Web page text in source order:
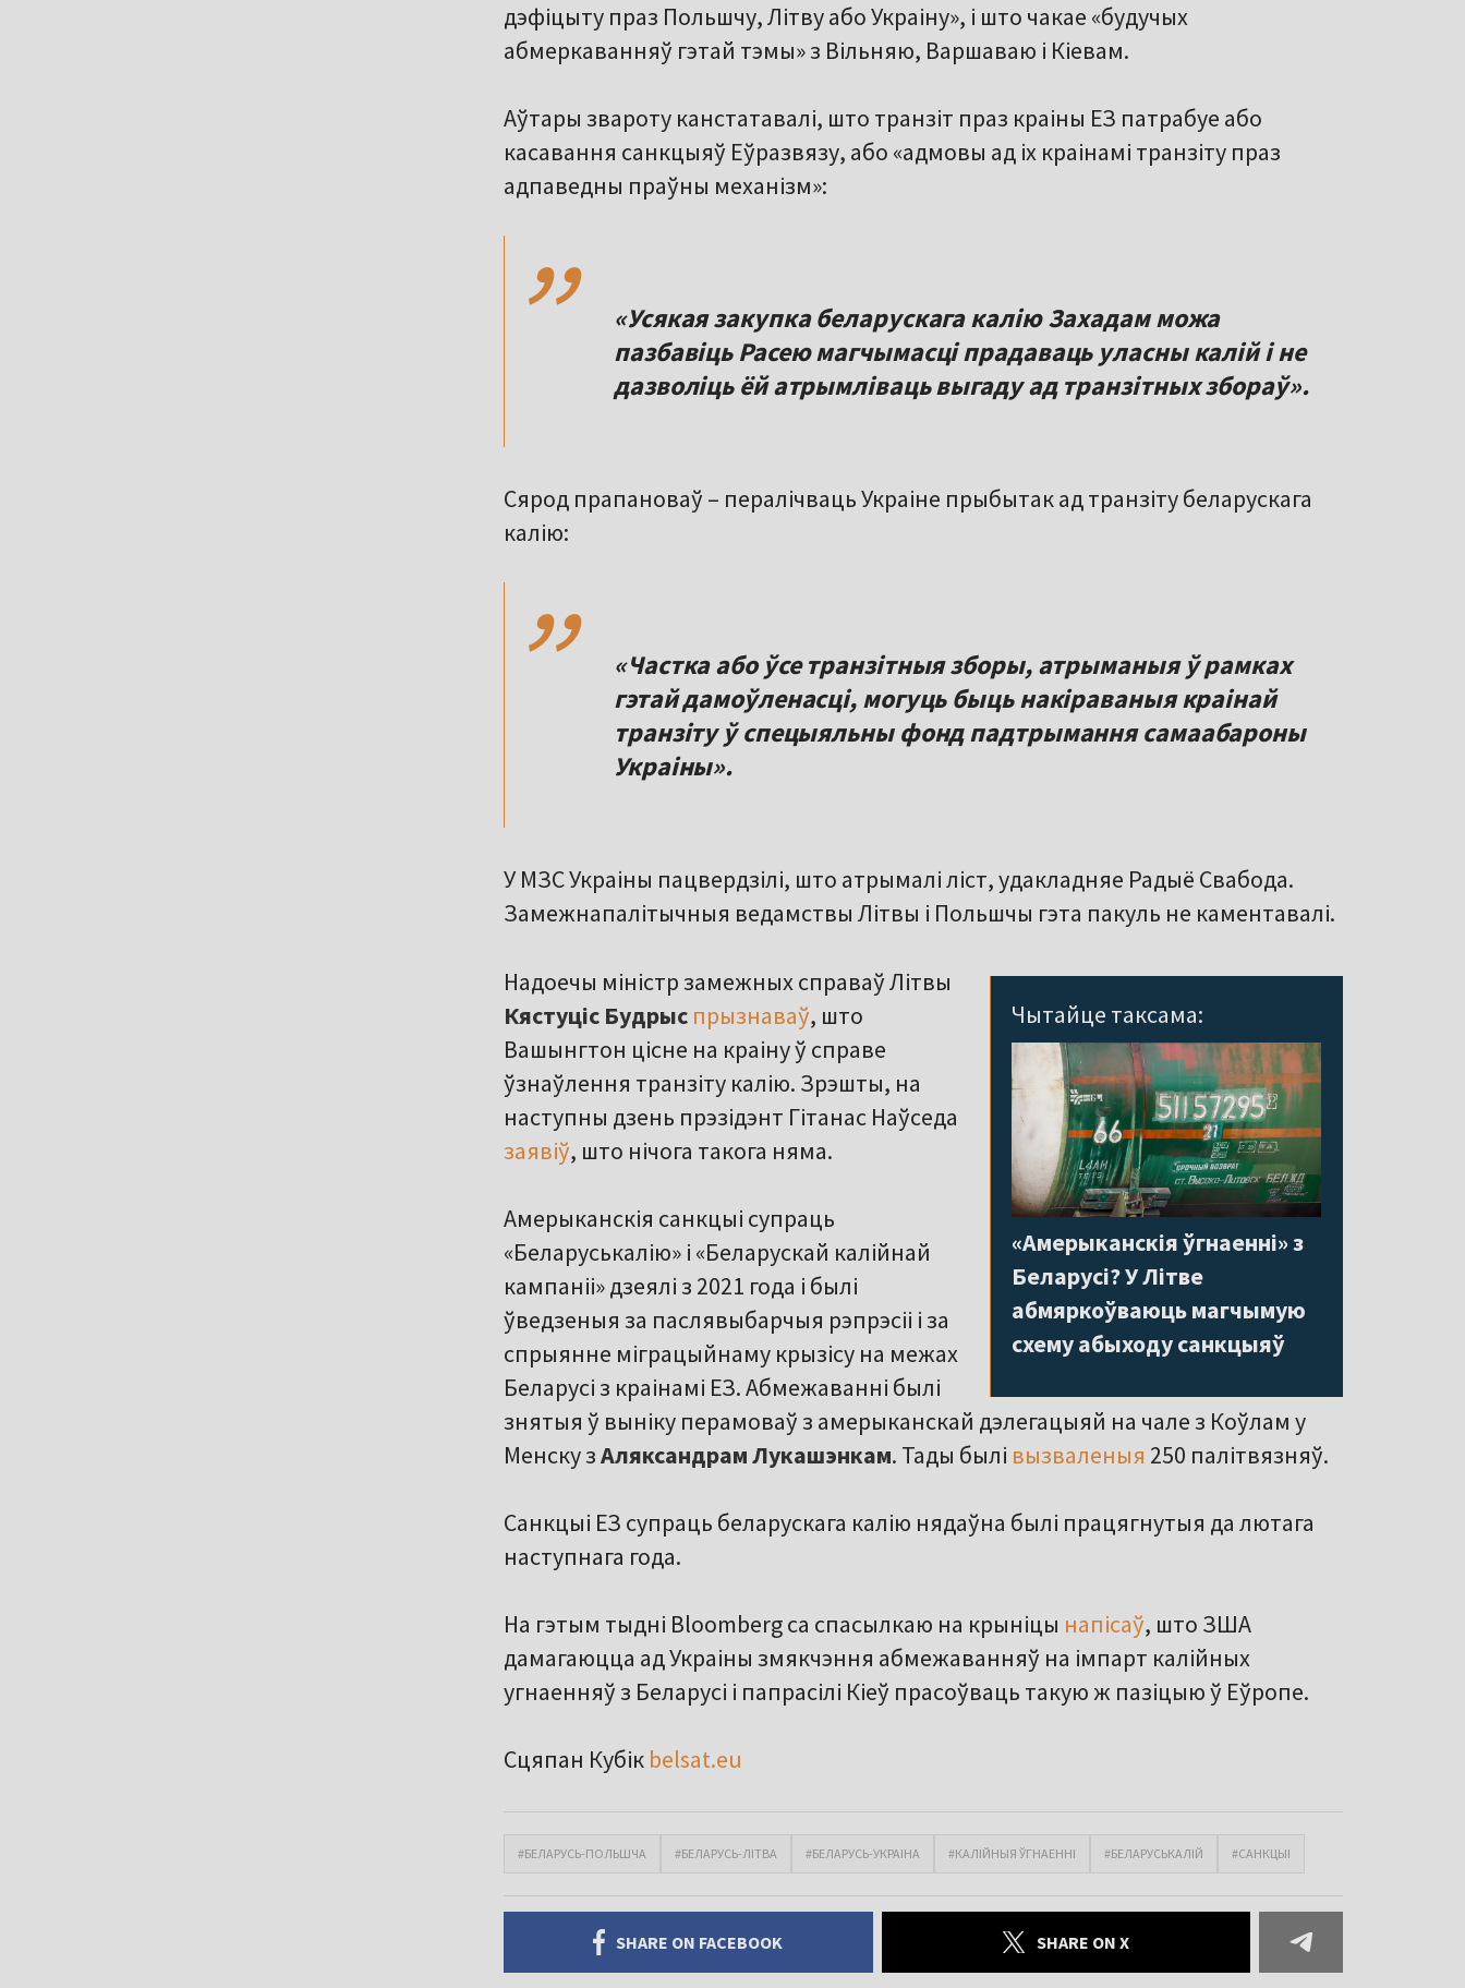
дэфіцыту праз Польшчу, Літву або Украіну», і што чакае «будучых
абмеркаванняў гэтай тэмы» з Вільняю, Варшаваю і Кіевам.
Аўтары звароту канстатавалі, што транзіт праз краіны ЕЗ патрабуе або
касавання санкцыяў Еўразвязу, або «адмовы ад іх краінамі транзіту праз
адпаведны праўны механізм»:
,,
«Усякая закупка беларускага калію Захадам можа
пазбавіць Расею магчымасці прадаваць уласны калій і не
дазволіць ёй атрымліваць выгаду ад транзітных збораў».
Сярод прапановаў – пералічваць Украіне прыбытак ад транзіту беларускага
калію:
,,
«Частка або ўсе транзітныя зборы, атрыманыя ў рамках
гэтай дамоўленасці, могуць быць накіраваныя краінай
транзіту ў спецыяльны фонд падтрымання самаабароны
Украіны».
У МЗС Украіны пацвердзілі, што атрымалі ліст, удакладняе Радыё Свабода.
Замежнапалітычныя ведамствы Літвы і Польшчы гэта пакуль не каментавалі.
Чытайце таксама:
«Амерыканскія ўгнаенні» з
Беларусі? У Літве
абмяркоўваюць магчымую
схему абыходу санкцыяў
Надоечы міністр замежных справаў Літвы
Кястуціс Будрыс прызнаваў, што
Вашынгтон цісне на краіну ў справе
ўзнаўлення транзіту калію. Зрэшты, на
наступны дзень прэзідэнт Гітанас Наўседа
заявіў, што нічога такога няма.
Амерыканскія санкцыі супраць
«Беларуськалію» і «Беларускай калійнай
кампаніі» дзеялі з 2021 года і былі
ўведзеныя за паслявыбарчыя рэпрэсіі і за
спрыянне міграцыйнаму крызісу на межах
Беларусі з краінамі ЕЗ. Абмежаванні былі
знятыя ў выніку перамоваў з амерыканскай дэлегацыяй на чале з Коўлам у
Менску зАляксандрамЛукашэнкам. Тады былі вызваленыя 250 палітвязняў.
Санкцыі ЕЗ супраць беларускага калію нядаўна былі працягнутыя да лютага
наступнага года.
На гэтым тыдні Bloomberg са спасылкаю на крыніцы напісаў, што ЗША
дамагаюцца ад Украіны змякчэння абмежаванняў на імпарт калійных
угнаенняў з Беларусі і папрасілі Кіеў прасоўваць такую ж пазіцыю ў Еўропе.
Сцяпан Кубік belsat.eu
#БЕЛАРУСЬ-ПОЛЬШЧА #БЕЛАРУСЬ-ЛІТВА #БЕЛАРУСЬ-УКРАІНА #КАЛІЙНЫЯ ЎГНАЕННІ #БЕЛАРУСЬКАЛІЙ #САНКЦЫІ
SHARE ON FACEBOOK SHARE ON X